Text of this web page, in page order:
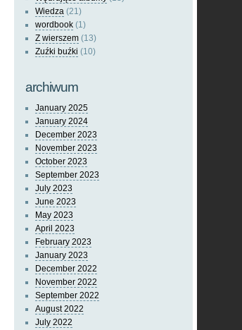
Wiedza (21)
wordbook (1)
Z wierszem (13)
Zuźki buźki (10)
archiwum
January 2025
January 2024
December 2023
November 2023
October 2023
September 2023
July 2023
June 2023
May 2023
April 2023
February 2023
January 2023
December 2022
November 2022
September 2022
August 2022
July 2022